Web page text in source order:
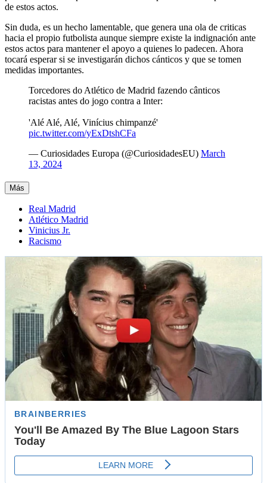
de estos actos.
Sin duda, es un hecho lamentable, que genera una ola de criticas
hacia el propio futbolista aunque siempre existe la indignación ante
estos actos para mantener el apoyo a quienes lo padecen. Ahora
tocará esperar si se investigarán dichos cánticos y que se tomen
medidas importantes.
Torcedores do Atlético de Madrid fazendo cânticos
racistas antes do jogo contra a Inter:
'Alé Alé, Alé, Vinícius chimpanzé'
pic.twitter.com/yExDtshCFa
— Curiosidades Europa (@CuriosidadesEU) March
13, 2024
Más
Real Madrid
Atlético Madrid
Vinicius Jr.
Racismo